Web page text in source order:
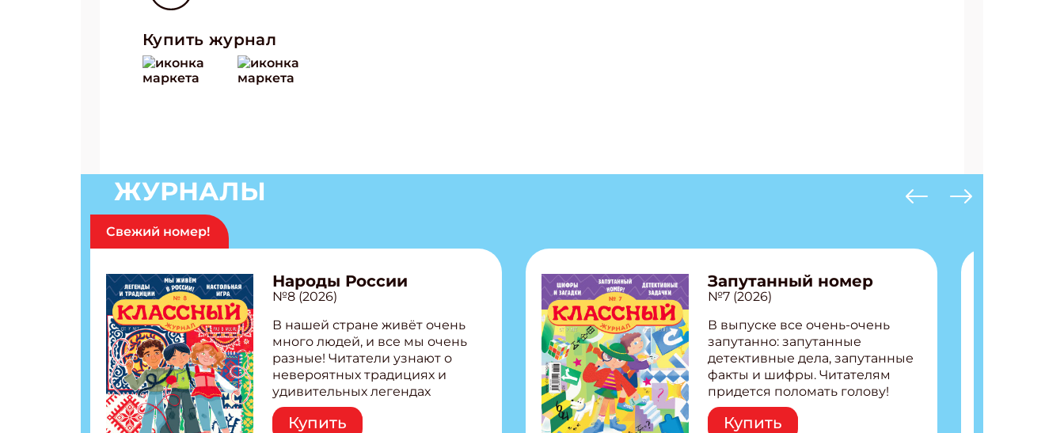
Купить журнал
ЖУРНАЛЫ
Свежий номер!
Народы России
№8 (2026)
В нашей стране живёт очень
много людей, и все мы очень
разные! Читатели узнают о
невероятных традициях и
удивительных легендах
народов России! Внутри:
Легенды татар, башкир и
Купить
Запутанный номер
№7 (2026)
В выпуске все очень-очень
запутанно: запутанные
детективные дела, запутанные
факты и шифры. Читателям
придется поломать голову!
Внутри: Шифры и
расшифровки Плетем
Купить